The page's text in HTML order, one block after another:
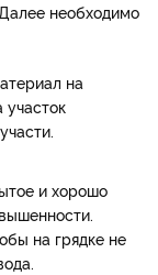
необходимо
на
и хорошо
на грядке не